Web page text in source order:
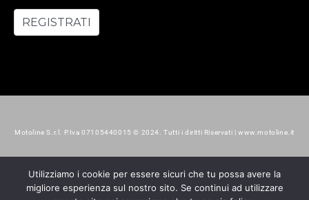
Motoline S.r.l. P.Iva 07105440015 © 2024. Tutti i diritti Riservati | www.motoline.it
Utilizziamo i cookie per essere sicuri che tu possa avere la
migliore esperienza sul nostro sito. Se continui ad utilizzare